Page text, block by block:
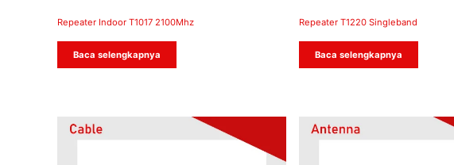
Repeater Indoor T1017 2100Mhz
Baca selengkapnya
Repeater T1220 Singleband
Baca selengkapnya